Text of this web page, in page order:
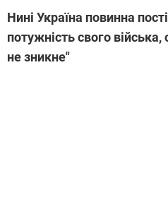
Нині Україна повинна
потужність свого війська,
не зникне"